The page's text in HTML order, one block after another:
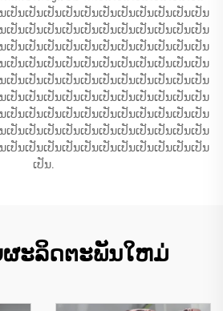
ເປັນເປັນເປັນເປັນເປັນເປັນເປັນເປັນເປັນເປັນເປັນ
ເປັນເປັນເປັນເປັນເປັນເປັນເປັນເປັນເປັນເປັນເປັນ
ເປັນເປັນເປັນເປັນເປັນເປັນເປັນເປັນເປັນເປັນເປັນ
ເປັນເປັນເປັນເປັນເປັນເປັນເປັນເປັນເປັນເປັນເປັນ
ເປັນເປັນເປັນເປັນເປັນເປັນເປັນເປັນເປັນເປັນເປັນ
ເປັນເປັນເປັນເປັນເປັນເປັນເປັນເປັນເປັນເປັນເປັນ
ເປັນເປັນເປັນເປັນເປັນເປັນເປັນເປັນເປັນເປັນເປັນ
ເປັນເປັນເປັນເປັນເປັນເປັນເປັນເປັນເປັນເປັນເປັນ
ເປັນເປັນເປັນເປັນເປັນເປັນເປັນເປັນເປັນເປັນເປັນ
ເປັນ.
ະລິດຕະພັນໃຫມ່